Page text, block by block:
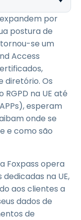
por
postura de
se um
Access
diretório. Os
na UE até
esperam
onde se
e como são
Foxpass opera
na UE,
aos clientes a
dados de
de